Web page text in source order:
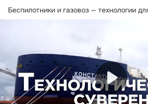
Беспилотники и газовоз — технологии